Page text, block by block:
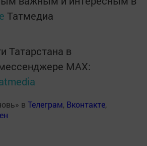
Татмедиа
Татарстана в
MАХ:
в Телеграм, Вконтакте,